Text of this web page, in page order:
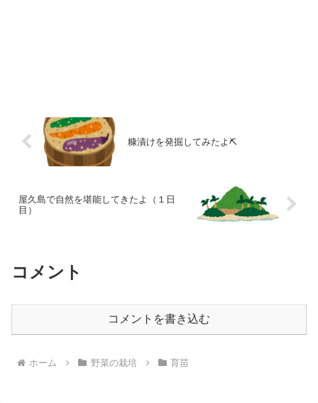
糠漬けを発掘してみたよ⛏️
屋久島で自然を堪能してきたよ（１日
目）
コメント
コメントを書き込む
ホーム 野菜の栽培 育苗